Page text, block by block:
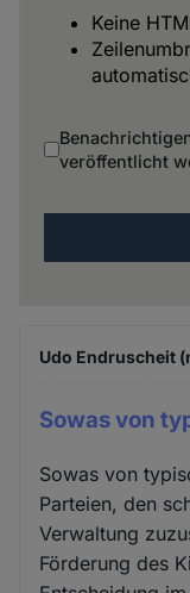
Keine
veröffentlicht
Udo Endruscheit
Sowas von
Sowas von
Parteien, den
Verwaltung
Förderung des